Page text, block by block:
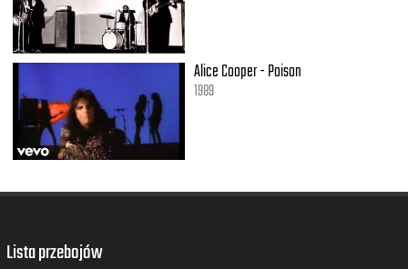
Alice Cooper - Poison
1989
Lista przebojów